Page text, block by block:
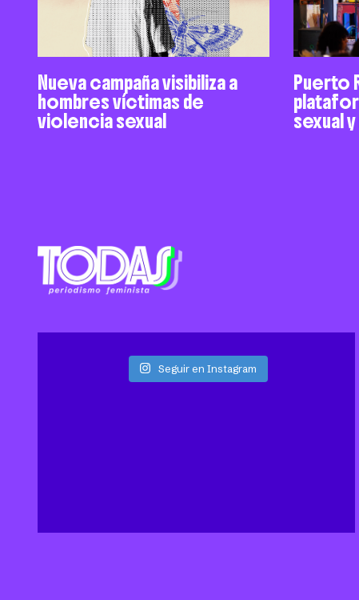
Nueva campaña visibiliza a
hombres víctimas de
violencia sexual
Puerto
sexual
Seguir en Instagram